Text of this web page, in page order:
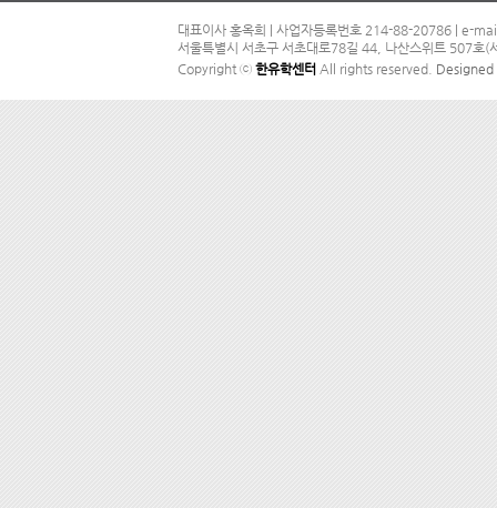
대표이사 홍옥희 | 사업자등록번호 214-88-20786 | e-
서울특별시 서초구 서초대로78길 44, 나산스위트 507
Copyright ⓒ 한유학센터 All rights reserved. Designed